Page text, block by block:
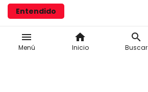
menu
Menú
home
Inicio
search
Buscar
Entendido